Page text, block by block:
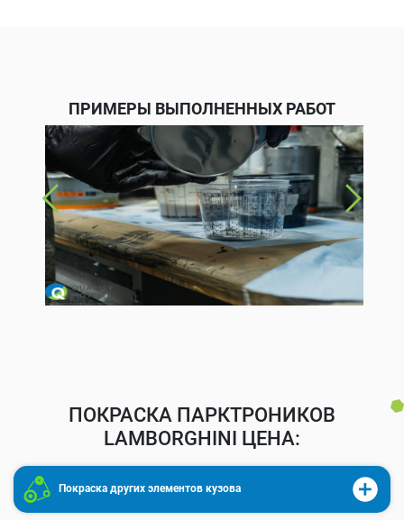
ПРИМЕРЫ ВЫПОЛНЕННЫХ РАБОТ
ПОКРАСКА ПАРКТРОНИКОВ
LAMBORGHINI ЦЕНА:
Покраска других элементов кузова